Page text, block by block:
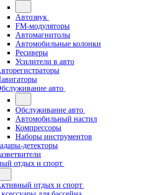
Автозвук
FM-модуляторы
Автомагнитолы
Автомобильные колонки
Ресиверы
Усилители в авто
авто
Обслуживание авто
Автомобильный настил
Компрессоры
Наборы инструментов
детекторы
отдых и спорт
отдых и спорт